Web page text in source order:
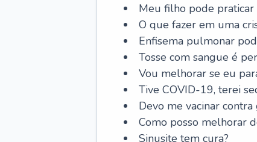
Meu filho pode praticar
O que fazer em uma
Enfisema pulmonar
Tosse com sangue é
Vou melhorar se eu
Tive COVID-19, terei
Devo me vacinar contra
Como posso melhorar
Sinusite tem cura?